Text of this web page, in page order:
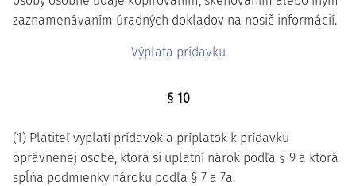
zaznamenávaním úradných dokladov na nosič informácií.
Výplata prídavku
§ 10
(1) Platiteľ vyplatí prídavok a príplatok k prídavku
oprávnenej osobe, ktorá si uplatní nárok podľa § 9 a ktorá
spĺňa podmienky nároku podľa § 7 a 7a.